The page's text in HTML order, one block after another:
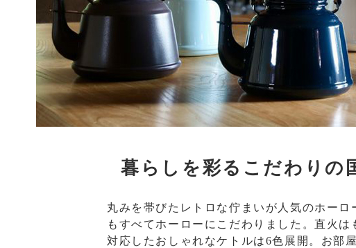
暮らしを彩るこだわりの
丸みを帯びたレトロな佇まいが人気のホーロ
もすべてホーローにこだわりました。直火
対応したおしゃれなケトルは6色展開。お部